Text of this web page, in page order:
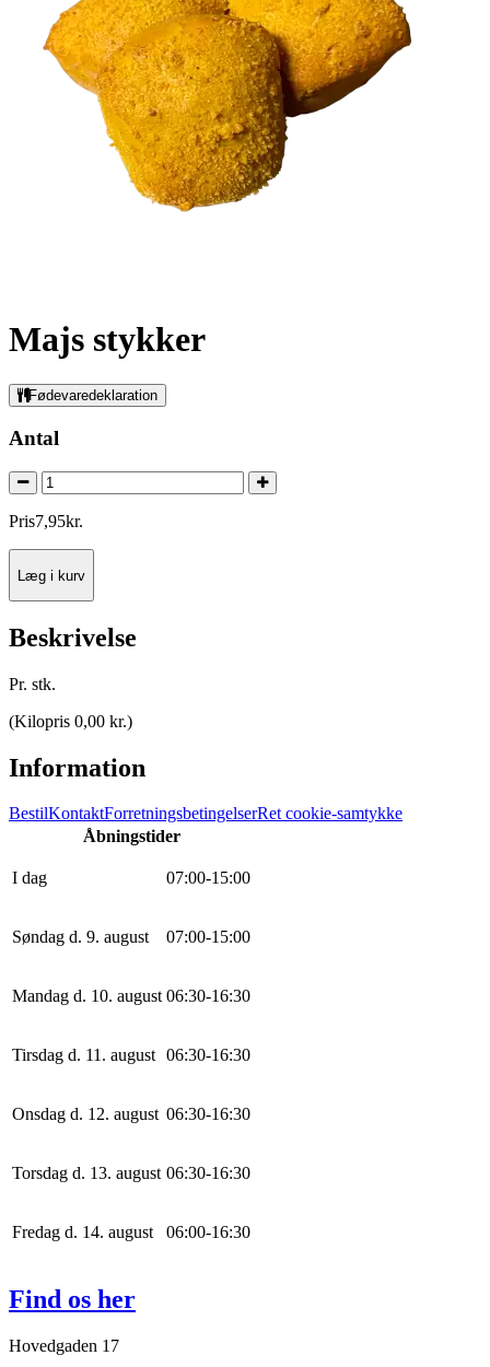
Majs stykker
Fødevaredeklaration
Antal
Pris7,95kr.
Læg i kurv
Beskrivelse
Pr. stk.
(Kilopris 0,00 kr.)
Information
BestilKontaktForretningsbetingelserRet cookie-samtykke
Åbningstider
I dag 07:00-15:00
Søndag d. 9. august 07:00-15:00
Mandag d. 10. august 06:30-16:30
Tirsdag d. 11. august 06:30-16:30
Onsdag d. 12. august 06:30-16:30
Torsdag d. 13. august 06:30-16:30
Fredag d. 14. august 06:00-16:30
Find os her
Hovedgaden 17